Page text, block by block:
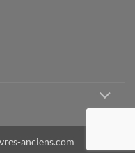
anciens.com